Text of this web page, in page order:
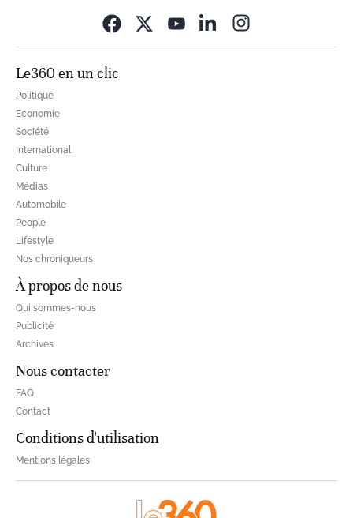
Le360 en un clic
Politique
Economie
Société
International
Culture
Médias
Automobile
People
Lifestyle
Nos chroniqueurs
À propos de nous
Qui sommes-nous
Publicité
Archives
Nous contacter
FAQ
Contact
Conditions d'utilisation
Mentions légales